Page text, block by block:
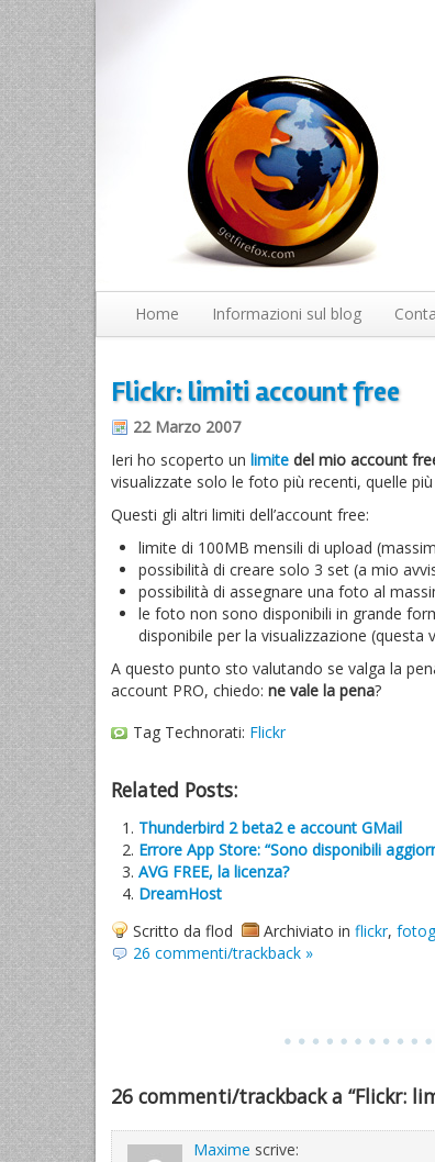
Home Informazioni sul blog
Flickr: limiti account free
22 Marzo 2007
Ieri ho scoperto un limite del mio account
visualizzate solo le foto più recenti, quelle
Questi gli altri limiti dell’account free:
limite di 100MB mensili di upload
possibilità di creare solo 3 set (a mio
possibilità di assegnare una foto al
le foto non sono disponibili in grande
disponibile per la visualizzazione (questa
A questo punto sto valutando se valga la
account PRO, chiedo: ne vale la pena?
Tag Technorati: Flickr
Related Posts:
Thunderbird 2 beta2 e account GMail
Errore App Store: “Sono disponibili
AVG FREE, la licenza?
DreamHost
Scritto da flod
Archiviato in flickr,
26 commenti/trackback »
26 commenti/trackback a “Flickr:
Maxime scrive: